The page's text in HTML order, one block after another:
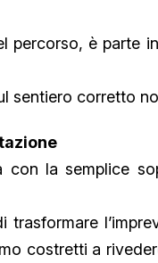
percorso, è parte
sentiero corretto
con la semplice
trasformare
costretti a